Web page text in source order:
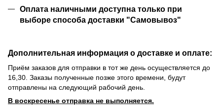
Оплата наличными доступна только при
выборе способа доставки "Самовывоз"
Дополнительная информация о доставке и оплате:
Приём заказов для отправки в тот же день осуществляется до
16,30. Заказы полученные позже этого времени, будут
отправлены на следующий рабочий день.
В воскресенье отправка не выполняется.